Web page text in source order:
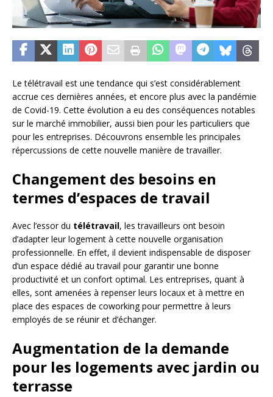
Le télétravail est une tendance qui s’est considérablement
accrue ces dernières années, et encore plus avec la pandémie
de Covid-19. Cette évolution a eu des conséquences notables
sur le marché immobilier, aussi bien pour les particuliers que
pour les entreprises. Découvrons ensemble les principales
répercussions de cette nouvelle manière de travailler.
Changement des besoins en
termes d’espaces de travail
Avec l’essor du télétravail, les travailleurs ont besoin
d’adapter leur logement à cette nouvelle organisation
professionnelle. En effet, il devient indispensable de disposer
d’un espace dédié au travail pour garantir une bonne
productivité et un confort optimal. Les entreprises, quant à
elles, sont amenées à repenser leurs locaux et à mettre en
place des espaces de coworking pour permettre à leurs
employés de se réunir et d’échanger.
Augmentation de la demande
pour les logements avec jardin ou
terrasse